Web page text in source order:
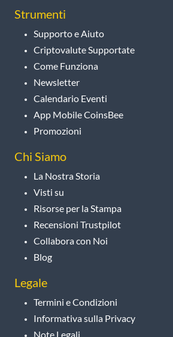
Strumenti
Supporto e Aiuto
Criptovalute Supportate
Come Funziona
Newsletter
Calendario Eventi
App Mobile CoinsBee
Promozioni
Chi Siamo
La Nostra Storia
Visti su
Risorse per la Stampa
Recensioni Trustpilot
Collabora con Noi
Blog
Legale
Termini e Condizioni
Informativa sulla Privacy
Note Legali